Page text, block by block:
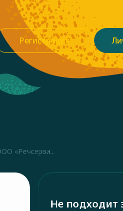
Регистрация
«Речсерви...
Не подходит